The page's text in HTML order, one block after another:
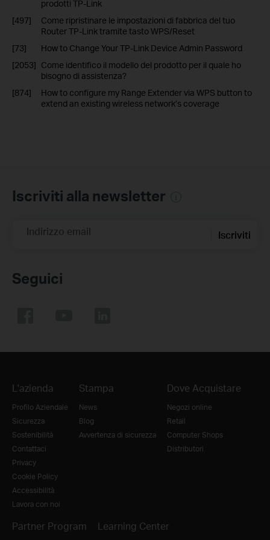
prodotti TP-Link
[497]
Come ripristinare le impostazioni di fabbrica del tuo
Router TP-Link tramite tasto WPS/Reset
[73]
How to Change Your TP-Link Device Admin Password
[2053] Come identifico il modello del prodotto per il quale ho
bisogno di assistenza?
[874]
How to configure my Range Extender via WPS button to
extend an existing wireless network’s coverage
Iscriviti alla newsletter
Indirizzo email Iscriviti
Seguici
L'azienda
Profilo Aziendale
Sicurezza
Sostenibilità
Contattaci
Privacy
Cookie Policy
Accessibilità
Lavora con noi
Stampa
News
Blog
Avvertenza di sicurezza
Dove Acquistare
Negozi online
Retail
Computer Shops
Distributori
Partner Program Learning Center